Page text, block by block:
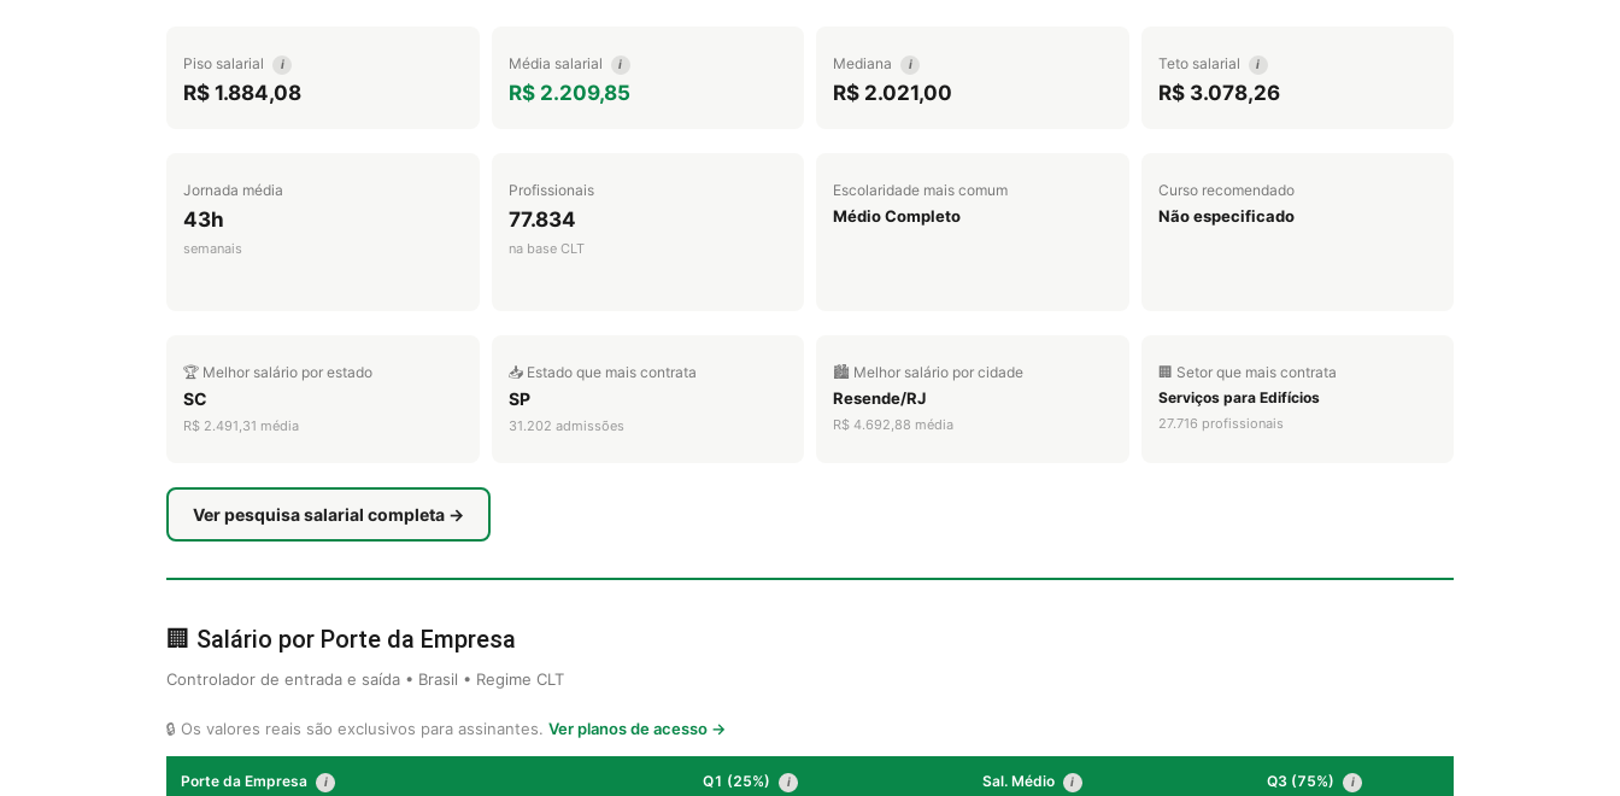
Piso salarial i
R$ 1.884,08
Média salarial i
R$ 2.209,85
Mediana i
R$ 2.021,00
Teto salarial i
R$ 3.078,26
Jornada média
43h
semanais
Profissionais
77.834
na base CLT
Escolaridade mais comum
Médio Completo
Curso recomendado
Não especificado
🏆 Melhor salário por estado
SC
R$ 2.491,31 média
📥 Estado que mais contrata
SP
31.202 admissões
🏙️ Melhor salário por cidade
Resende/RJ
R$ 4.692,88 média
🏢 Setor que mais contrata
Serviços para Edifícios
27.716 profissionais
Ver pesquisa salarial completa →
🏢 Salário por Porte da Empresa
Controlador de entrada e saída • Brasil • Regime CLT
🔒 Os valores reais são exclusivos para assinantes. Ver planos de acesso →
Porte da Empresa i Q1 (25%) i Sal. Médio i Q3 (75%) i